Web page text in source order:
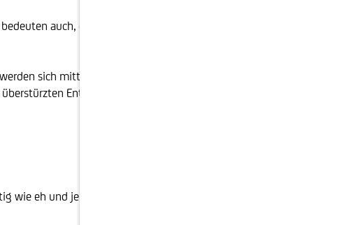
auch, dass Investoren für die eingegangenen Risiken
sich mittelfristig wieder erholen, wie sie es auch in der
Entscheidungen zu treffen.
eh und je. Doch der Aktienmarkt ist keine Einbahnstraße